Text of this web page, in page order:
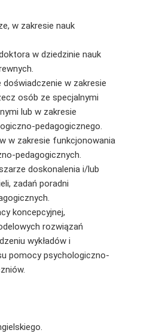
w zakresie nauk
w dziedzinie nauk
w zakresie
osób ze specjalnymi
lub w zakresie
pedagogicznego.
w zakresie funkcjonowania
pedagogicznych.
doskonalenia i/lub
zadań poradni
koncepcyjnej,
rozwiązań
wykładów i
pomocy psychologiczno-